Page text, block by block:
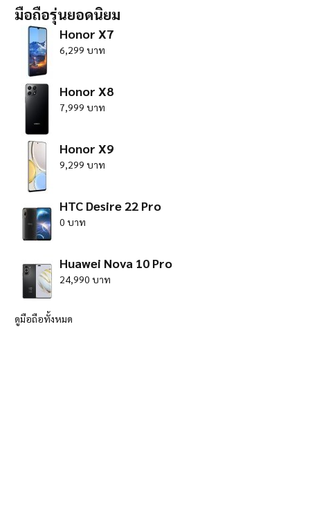
มือถือรุ่นยอดนิยม
Honor X7
6,299 บาท
Honor X8
7,999 บาท
Honor X9
9,299 บาท
HTC Desire 22 Pro
0 บาท
Huawei Nova 10 Pro
24,990 บาท
ดูมือถือทั้งหมด